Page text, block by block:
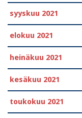
syyskuu 2021
elokuu 2021
heinäkuu 2021
kesäkuu 2021
toukokuu 2021